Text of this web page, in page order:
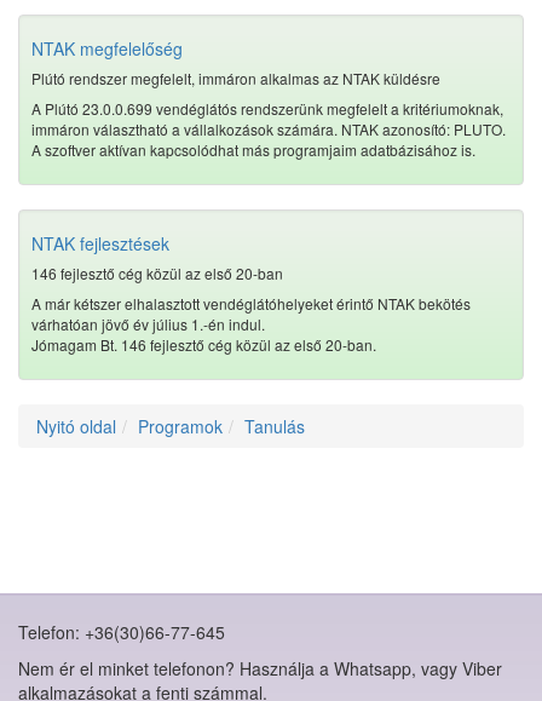
NTAK megfelelőség
Plútó rendszer megfelelt, immáron alkalmas az NTAK küldésre
A Plútó 23.0.0.699 vendéglátós rendszerünk megfelelt a kritériumoknak,
immáron választható a vállalkozások számára. NTAK azonosító: PLUTO.
A szoftver aktívan kapcsolódhat más programjaim adatbázisához is.
NTAK fejlesztések
146 fejlesztő cég közül az első 20-ban
A már kétszer elhalasztott vendéglátóhelyeket érintő NTAK bekötés
várhatóan jövő év július 1.-én indul.
Jómagam Bt. 146 fejlesztő cég közül az első 20-ban.
Nyitó oldal Programok Tanulás
Telefon: +36(30)66-77-645
Nem ér el minket telefonon? Használja a Whatsapp, vagy Viber
alkalmazásokat a fenti számmal.